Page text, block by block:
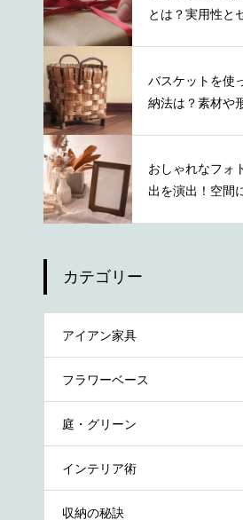
とは？実用性と
バスケットを使
納法は？素材や
おしゃれなフォ
出を演出！空間
カテゴリー
アイアン家具
フラワーベース
庭・グリーン
インテリア術
収納の秘訣